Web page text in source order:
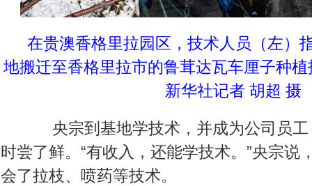
在贵澳香格里拉园区，技术人员（左）
地搬迁至香格里拉市的鲁茸达瓦车厘子种
新华社记者 胡超 摄
央宗到基地学技术，并成为公司员工
时尝了鲜。“有收入，还能学技术。”央宗说
会了拉枝、喷药等技术。